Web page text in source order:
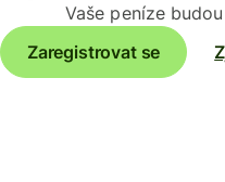
Vaše peníze
Zaregistrovat se